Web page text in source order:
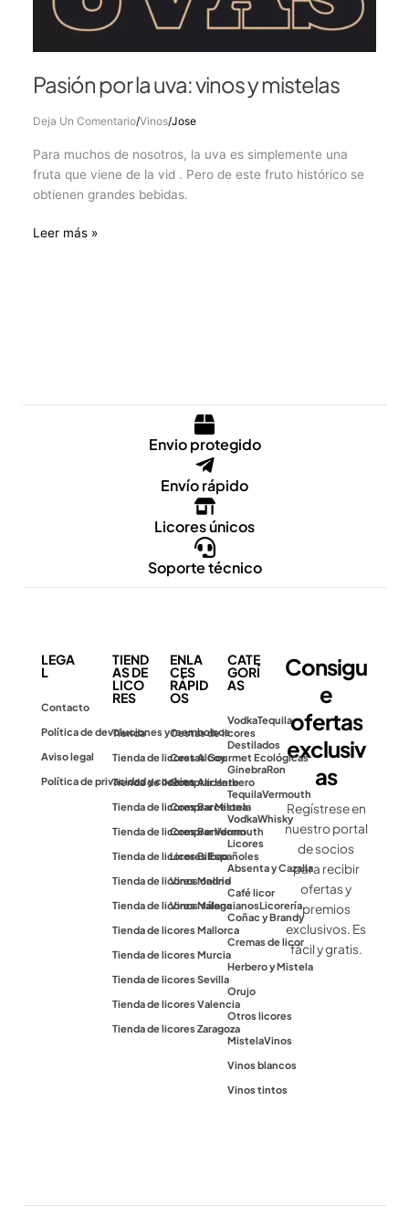
Pasión por la uva: vinos y mistelas
Deja Un Comentario/Vinos/Jose
Para muchos de nosotros, la uva es simplemente una
fruta que viene de la vid . Pero de este fruto histórico se
obtienen grandes bebidas.
Leer más »
Envio protegido
Envío rápido
Licores únicos
Soporte técnico
LEGA
L
Contacto
Política de devoluciones y reembolsos
Aviso legal
Política de privacidad y cookies
TIEND
AS DE
LICO
RES
Tienda
Tienda de licores Alcoy
Tienda de licores Alicante
Tienda de licores Barcelona
Tienda de licores Benidorm
Tienda de licores Bilbao
Tienda de licores Madrid
Tienda de licores Málaga
Tienda de licores Mallorca
Tienda de licores Murcia
Tienda de licores Sevilla
Tienda de licores Valencia
Tienda de licores Zaragoza
ENLA
CES
RÁPID
OS
Cestas de licores
Cestas Gourmet Ecológicas
Comprar Herbero
Comprar Mistela
Comprar Vermouth
Licores Españoles
Vinos online
Vinos valencianosLicorería
CATE
GORÍ
AS
VodkaTequila
Destilados
GinebraRon
TequilaVermouth
VodkaWhisky
Licores
Absenta y Cazalla
Café licor
Coñac y Brandy
Cremas de licor
Herbero y Mistela
Orujo
Otros licores
MistelaVinos
Vinos blancos
Vinos tintos
Consigu
e
ofertas
exclusiv
as
Regístrese en
nuestro portal
de socios
para recibir
ofertas y
premios
exclusivos. Es
fácil y gratis.